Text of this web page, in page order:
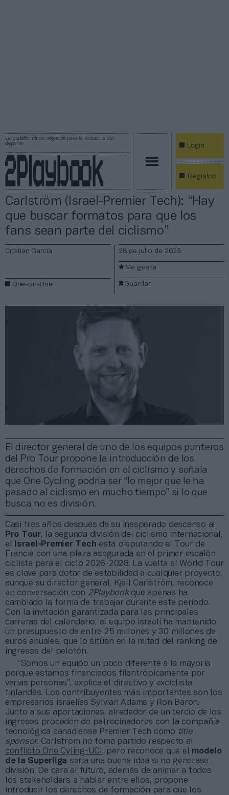
La plataforma de negocios para la industria del
deporte
Login
Registro
Carlström (Israel-Premier Tech): “Hay
que buscar formatos para que los
fans sean parte del ciclismo”
El director general de uno de los equipos punteros
del Pro Tour propone la introducción de los
derechos de formación en el ciclismo y señala
que One Cycling podría ser “lo mejor que le ha
pasado al ciclismo en mucho tiempo” si lo que
busca no es división.
Cristian García
One-on-One
28 de julio de 2025
Guardar
Me gusta
Casi tres años después de su inesperado descenso al
Pro Tour, la segunda división del ciclismo internacional,
el
Israel-Premier Tech está disputando el Tour de
Francia con una plaza asegurada en el primer escalón
ciclista para el ciclo 2026-2028. La vuelta al World Tour
es clave para dotar de estabilidad a cualquier proyecto,
aunque su director general, Kjell Carlström, reconoce
en conversación con 2Playbookque apenas ha
cambiado la forma de trabajar durante este período.
Con la invitación garantizada para las principales
carreras del calendario, el equipo israelí ha mantenido
un presupuesto de entre 25 millones y 30 millones de
euros anuales, que lo sitúan en la mitad del ranking de
ingresos del pelotón.
“Somos un equipo un poco diferente a la mayoría
porque estamos financiados filantrópicamente por
varias personas”, explica el directivo y exciclista
finlandés. Los contribuyentes más importantes son los
empresarios israelíes Sylvian Adams y Ron Baron.
Junto a sus aportaciones, alrededor de un tercio de los
ingresos proceden de patrocinadores con la compañía
tecnológica canadiense Premier Tech como title
sponsor. Carlström no toma partido respecto al
conflicto One Cyling-UCI , pero reconoce que el modelo
de la Superliga sería una buena idea si no generase
división. De cara al futuro, además de animar a todos
los stakeholders a hablar entre ellos, propone
introducir los derechos de formación para que los